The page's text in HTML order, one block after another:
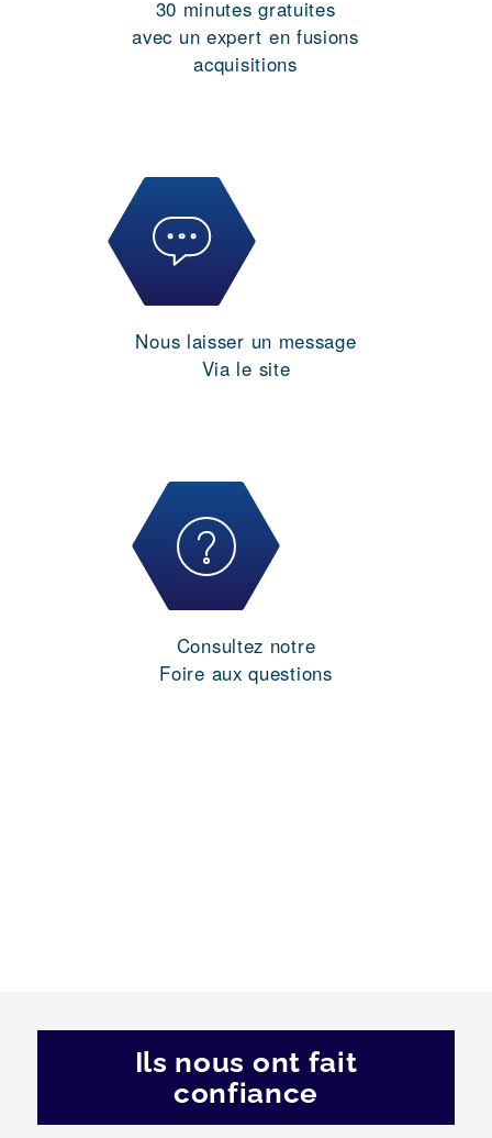
30 minutes gratuites
avec un expert en fusions
acquisitions
Nous laisser un message
Via le site
Consultez notre
Foire aux questions
Ils nous ont fait
confiance